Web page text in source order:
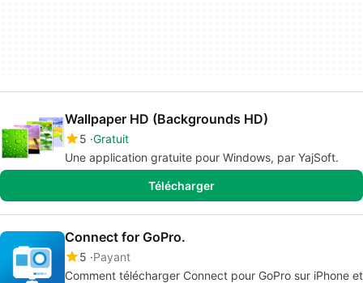
Wallpaper HD (Backgrounds HD)
5 Gratuit
Une application gratuite pour Windows, par YajSoft.
Télécharger
Connect for GoPro.
5 Payant
Comment télécharger Connect pour GoPro sur iPhone et